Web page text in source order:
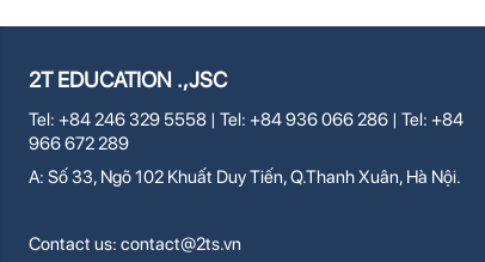
2T EDUCATION .,JSC
Tel: +84 246 329 5558 | Tel: +84 936 066 286 | Tel: +84
966 672 289
A: Số 33, Ngõ 102 Khuất Duy Tiến, Q.Thanh Xuân, Hà Nội.
Contact us: contact@2ts.vn